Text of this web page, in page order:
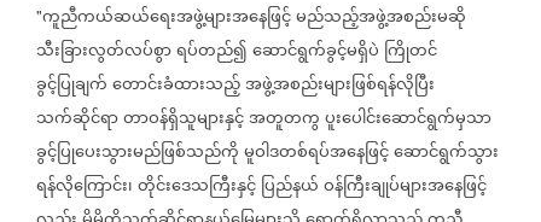
"ကူညီကယ်ဆယ်ရေးအဖွဲ့များအနေဖြင့်မည်သည့်အဖွဲ့အစည်းမဆို
သီးခြားလွတ်လပ်စွာရပ်တည်၍ဆောင်ရွက်ခွင့်မရှိပဲ ကြိုတင်
ခွင့်ပြုချက်တောင်းခံထားသည့်အဖွဲ့အစည်းများဖြစ်ရန်လိုပြီး
သက်ဆိုင်ရာတာဝန်ရှိသူများနှင့်အတူတကွပူးပေါင်းဆောင်ရွက်မှသာ
ခွင့်ပြုပေးသွားမည်ဖြစ်သည်ကိုမူဝါဒတစ်ရပ်အနေဖြင့်ဆောင်ရွက်သွား
ရန်လိုကြောင်း၊တိုင်းဒေသကြီးနှင့်ပြည်နယ်ဝန်ကြီးချုပ်များအနေဖြင့်